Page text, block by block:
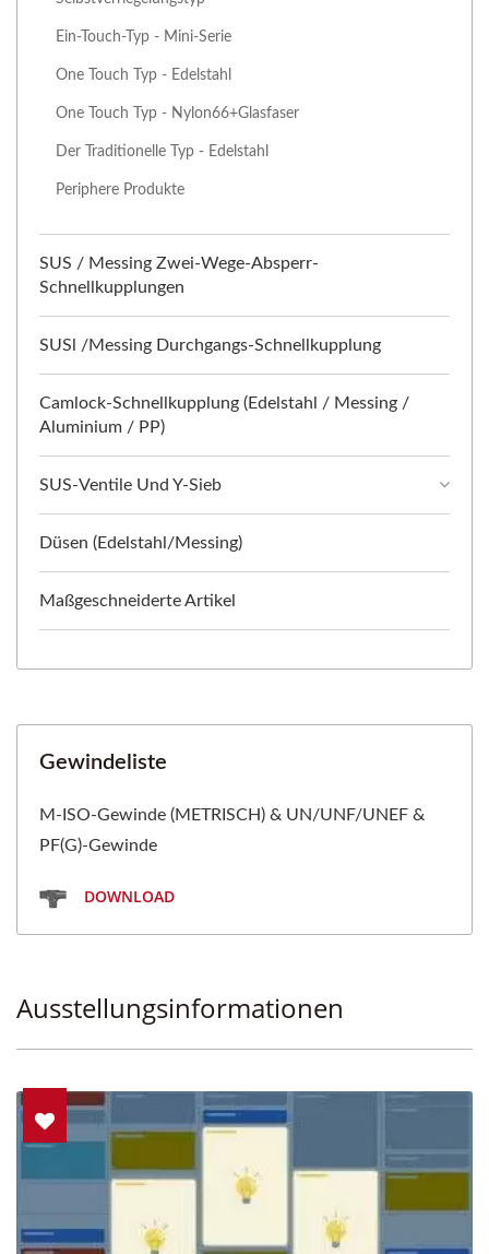
Ein-Touch-Typ - Mini-Serie
One Touch Typ - Edelstahl
One Touch Typ - Nylon66+Glasfaser
Der Traditionelle Typ - Edelstahl
Periphere Produkte
SUS / Messing Zwei-Wege-Absperr-
Schnellkupplungen
SUSl /Messing Durchgangs-Schnellkupplung
Camlock-Schnellkupplung (Edelstahl / Messing /
Aluminium / PP)
SUS-Ventile Und Y-Sieb
Düsen (Edelstahl/Messing)
Maßgeschneiderte Artikel
Gewindeliste
M-ISO-Gewinde (METRISCH) & UN/UNF/UNEF &
PF(G)-Gewinde
DOWNLOAD
Ausstellungsinformationen